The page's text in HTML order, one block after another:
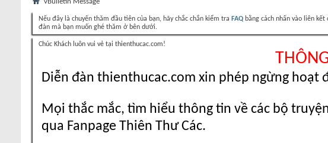
Nếu đây là chuyến thăm đầu tiên của bạn, hãy chắc chắn kiểm tra FAQ bằng cách nhấn vào liên
đàn mà bạn muốn ghé thăm ở bên dưới.
Chúc Khách luôn vui vẻ tại thienthucac.com!
Diễn đàn thienthucac.com xin phép ngừng hoạt
Mọi thắc mắc, tìm hiểu thông tin về các bộ
qua Fanpage Thiên Thư Các.